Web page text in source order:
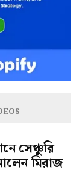
সেঞ্চুরি
মিরাজ